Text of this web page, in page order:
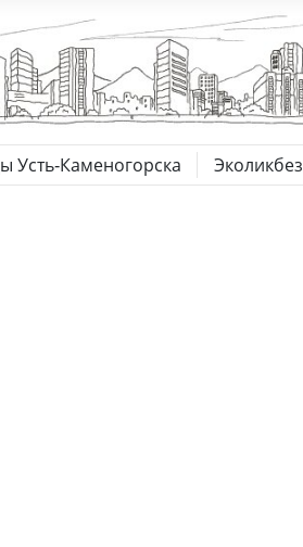
Усть-Каменогорска Эколикбез